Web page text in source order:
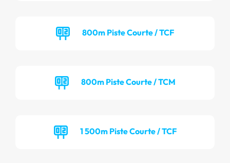
800m Piste Courte / TCF
800m Piste Courte / TCM
1 500m Piste Courte / TCF